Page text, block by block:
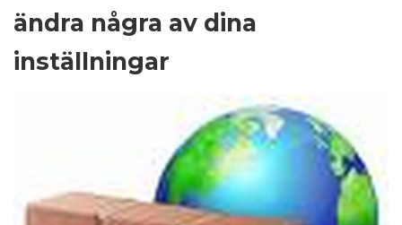
ändra några av dina
inställningar